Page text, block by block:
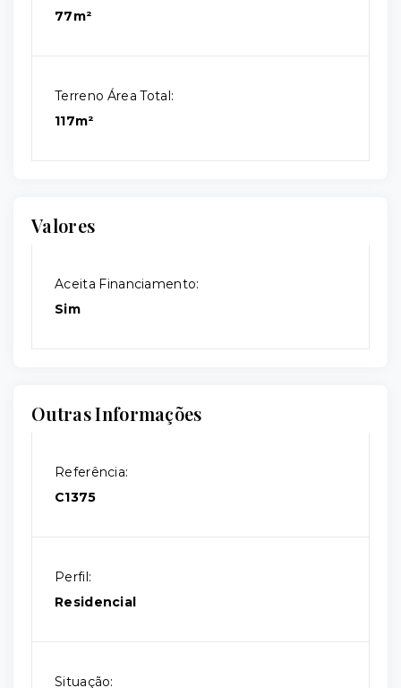
77m²
Terreno Área Total:
117m²
Valores
Aceita Financiamento:
Sim
Outras Informações
Referência:
C1375
Perfil:
Residencial
Situação: